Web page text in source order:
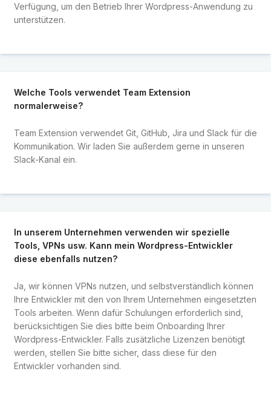
Verfügung, um den Betrieb Ihrer Wordpress-Anwendung zu
unterstützen.
Welche Tools verwendet Team Extension
normalerweise?
Team Extension verwendet Git, GitHub, Jira und Slack für die
Kommunikation. Wir laden Sie außerdem gerne in unseren
Slack-Kanal ein.
In unserem Unternehmen verwenden wir spezielle
Tools, VPNs usw. Kann mein Wordpress-Entwickler
diese ebenfalls nutzen?
Ja, wir können VPNs nutzen, und selbstverständlich können
Ihre Entwickler mit den von Ihrem Unternehmen eingesetzten
Tools arbeiten. Wenn dafür Schulungen erforderlich sind,
berücksichtigen Sie dies bitte beim Onboarding Ihrer
Wordpress-Entwickler. Falls zusätzliche Lizenzen benötigt
werden, stellen Sie bitte sicher, dass diese für den
Entwickler vorhanden sind.